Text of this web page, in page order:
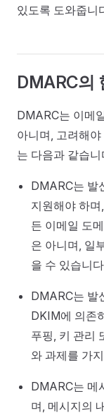
있도록 도와줍니
DMARC의
DMARC는 이메
아니며, 고려해
는 다음과 같습니
DMARC는 발
지원해야 하
든 이메일 도
은 아니며, 일
을 수 있습니
DMARC는 발
DKIM에 의존
푸핑, 키 관리
와 과제를 가
DMARC는 메
며, 메시지의